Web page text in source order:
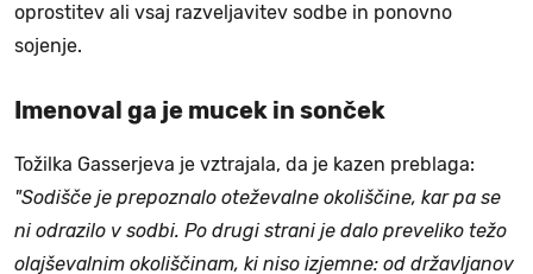
oprostitev ali vsaj razveljavitev sodbe in ponovno
sojenje.
Imenoval ga je mucek in sonček
Tožilka Gasserjeva je vztrajala, da je kazen preblaga:
"Sodišče je prepoznalo oteževalne okoliščine, kar pa se
ni odrazilo v sodbi. Po drugi strani je dalo preveliko težo
olajševalnim okoliščinam, ki niso izjemne: od državljanov